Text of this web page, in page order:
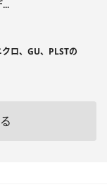
...
ロ、GU、PLSTの